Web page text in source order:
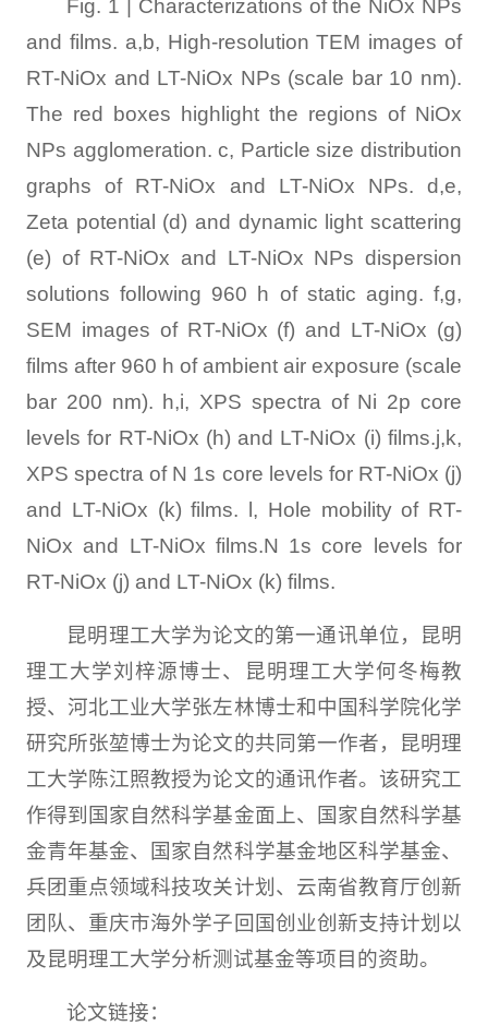
Fig. 1 | Characterizations of the NiOx NPs
and films. a,b, High-resolution TEM images of
RT-NiOx and LT-NiOx NPs (scale bar 10 nm).
The red boxes highlight the regions of NiOx
NPs agglomeration. c, Particle size distribution
graphs of RT-NiOx and LT-NiOx NPs. d,e,
Zeta potential (d) and dynamic light scattering
(e) of RT-NiOx and LT-NiOx NPs dispersion
solutions following 960 h of static aging. f,g,
SEM images of RT-NiOx (f) and LT-NiOx (g)
films after 960 h of ambient air exposure (scale
bar 200 nm). h,i, XPS spectra of Ni 2p core
levels for RT-NiOx (h) and LT-NiOx (i) films.j,k,
XPS spectra of N 1s core levels for RT-NiOx (j)
and LT-NiOx (k) films. l, Hole mobility of RT-
NiOx and LT-NiOx films.N 1s core levels for
RT-NiOx (j) and LT-NiOx (k) films.
昆明理工大学为论文的第一通讯单位，昆明
理工大学刘梓源博士、昆明理工大学何冬梅教
授、河北工业大学张左林博士和中国科学院化学
研究所张堃博士为论文的共同第一作者，昆明理
工大学陈江照教授为论文的通讯作者。该研究工
作得到国家自然科学基金面上、国家自然科学基
金青年基金、国家自然科学基金地区科学基金、
兵团重点领域科技攻关计划、云南省教育厅创新
团队、重庆市海外学子回国创业创新支持计划以
及昆明理工大学分析测试基金等项目的资助。
论文链接：